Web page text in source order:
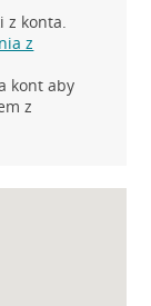
z konta.
z
kont aby
z